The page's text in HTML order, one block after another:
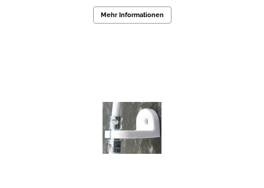
Mehr Informationen